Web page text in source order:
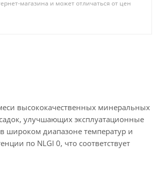
магазина и может отличаться от цен
высококачественных минеральных
улучшающих эксплуатационные
широком диапазоне температур и
по NLGI 0, что соответствует